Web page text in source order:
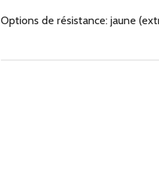
Options de résistance: jaune